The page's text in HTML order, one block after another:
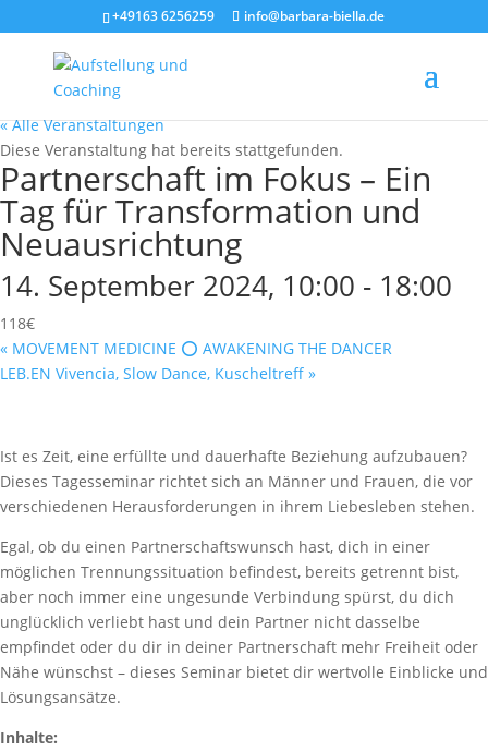
+49163 6256259 info@barbara-biella.de
« Alle Veranstaltungen
Diese Veranstaltung hat bereits stattgefunden.
Partnerschaft im Fokus – Ein
Tag für Transformation und
Neuausrichtung
14. September 2024, 10:00 - 18:00
118€
« MOVEMENT MEDICINE ⭕️ AWAKENING THE DANCER
LEB.EN Vivencia, Slow Dance, Kuscheltreff »
Ist es Zeit, eine erfüllte und dauerhafte Beziehung aufzubauen?
Dieses Tagesseminar richtet sich an Männer und Frauen, die vor
verschiedenen Herausforderungen in ihrem Liebesleben stehen.
Egal, ob du einen Partnerschaftswunsch hast, dich in einer
möglichen Trennungssituation befindest, bereits getrennt bist,
aber noch immer eine ungesunde Verbindung spürst, du dich
unglücklich verliebt hast und dein Partner nicht dasselbe
empfindet oder du dir in deiner Partnerschaft mehr Freiheit oder
Nähe wünschst – dieses Seminar bietet dir wertvolle Einblicke und
Lösungsansätze.
Inhalte: